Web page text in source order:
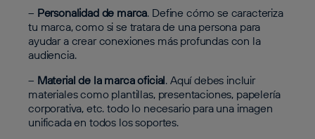
– Personalidad de marca. Define cómo se caracteriza
tu marca, como si se tratara de una persona para
ayudar a crear conexiones más profundas con la
audiencia.
– Material de la marca oficial. Aquí debes incluir
materiales como plantillas, presentaciones, papelería
corporativa, etc. todo lo necesario para una imagen
unificada en todos los soportes.